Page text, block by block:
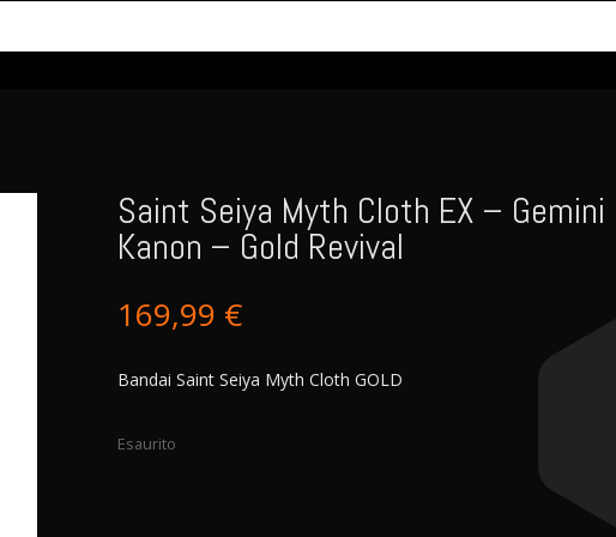
Saint Seiya Myth Cloth EX – Gemini
Kanon – Gold Revival
169,99 €
Bandai Saint Seiya Myth Cloth GOLD
Esaurito